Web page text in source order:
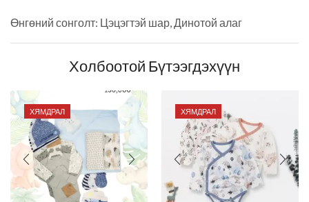
Өнгөний сонголт: Цэцэгтэй шар, Динотой алаг
Холбоотой Бүтээгдэхүүн
ХЯМДРАЛ ХЯМДРАЛ